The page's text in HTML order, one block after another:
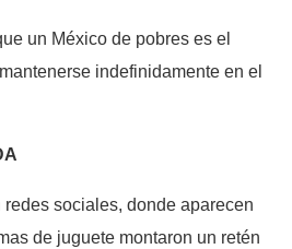
un México de pobres es el
indefinidamente en el
sociales, donde aparecen
de juguete montaron un retén